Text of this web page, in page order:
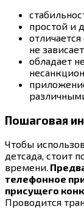
простой и
не
обладает
Пошаговая
Чтобы
детсада, стоит
времени.
телефонное
присущего
Проводится